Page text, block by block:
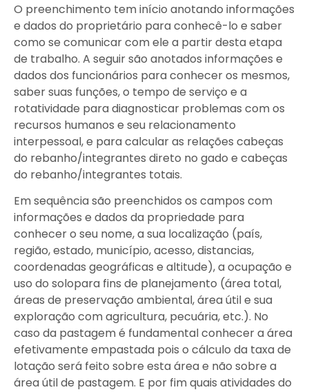
O preenchimento tem início anotando informações
e dados do proprietário para conhecê-lo e saber
como se comunicar com ele a partir desta etapa
de trabalho. A seguir são anotados informações e
dados dos funcionários para conhecer os mesmos,
saber suas funções, o tempo de serviço e a
rotatividade para diagnosticar problemas com os
recursos humanos e seu relacionamento
interpessoal, e para calcular as relações cabeças
do rebanho/integrantes direto no gado e cabeças
do rebanho/integrantes totais.
Em sequência são preenchidos os campos com
informações e dados da propriedade para
conhecer o seu nome, a sua localização (país,
região, estado, município, acesso, distancias,
coordenadas geográficas e altitude), a ocupação e
uso do solopara fins de planejamento (área total,
áreas de preservação ambiental, área útil e sua
exploração com agricultura, pecuária, etc.). No
caso da pastagem é fundamental conhecer a área
efetivamente empastada pois o cálculo da taxa de
lotação será feito sobre esta área e não sobre a
área útil de pastagem. E por fim quais atividades do